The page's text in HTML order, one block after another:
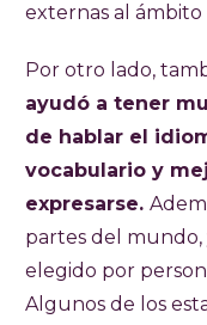
externas al ámbito
Por otro lado,
ayudó a tener
de hablar el
vocabulario y
expresarse.
partes del mundo,
elegido por
Algunos de los